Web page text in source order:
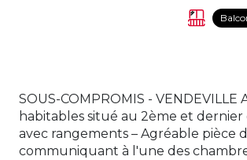
SOUS-COMPROMIS -
habitables situé au 2ème et dernier
avec rangements – Agréable pièce
communiquant à l'une des